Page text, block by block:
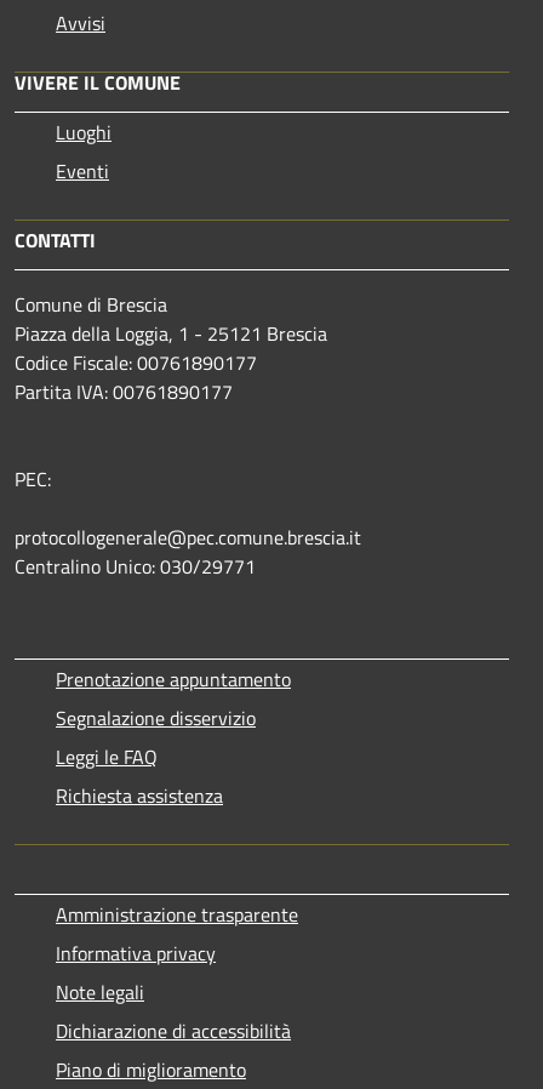
Avvisi
VIVERE IL COMUNE
Luoghi
Eventi
CONTATTI
Comune di Brescia
Piazza della Loggia, 1 - 25121 Brescia
Codice Fiscale: 00761890177
Partita IVA: 00761890177
PEC:
protocollogenerale@pec.comune.brescia.it
Centralino Unico: 030/29771
Prenotazione appuntamento
Segnalazione disservizio
Leggi le FAQ
Richiesta assistenza
Amministrazione trasparente
Informativa privacy
Note legali
Dichiarazione di accessibilità
Piano di miglioramento